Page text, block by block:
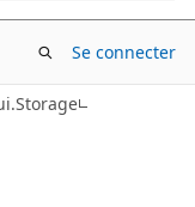
Se connecter